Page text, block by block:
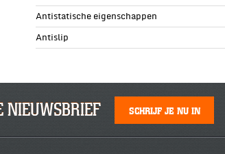
Antistatische eigenschappen
Antislip
NIEUWSBRIEF SCHRIJF JE NU IN